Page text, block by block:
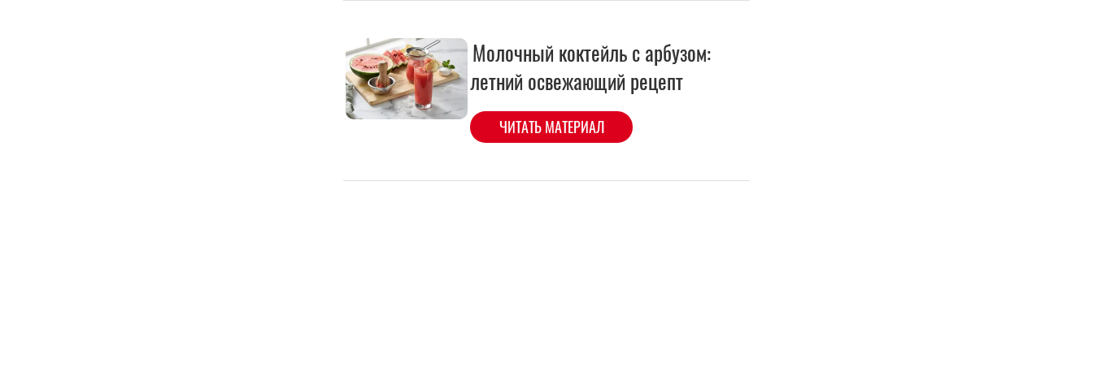
Молочный коктейль с арбузом:
летний освежающий рецепт
ЧИТАТЬ МАТЕРИАЛ